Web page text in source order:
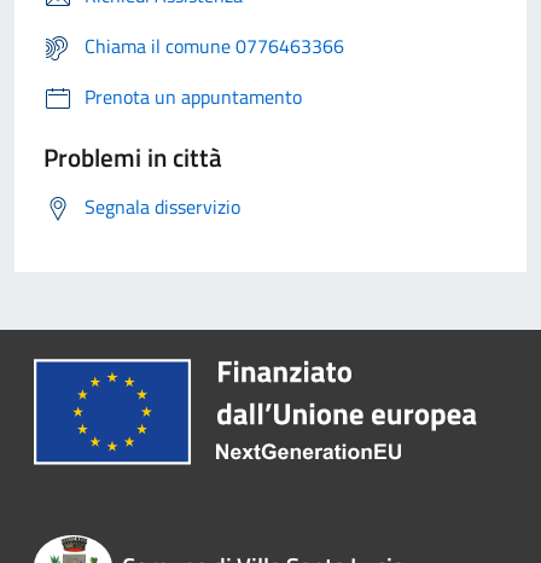
Chiama il comune 0776463366
Prenota un appuntamento
Problemi in città
Segnala disservizio